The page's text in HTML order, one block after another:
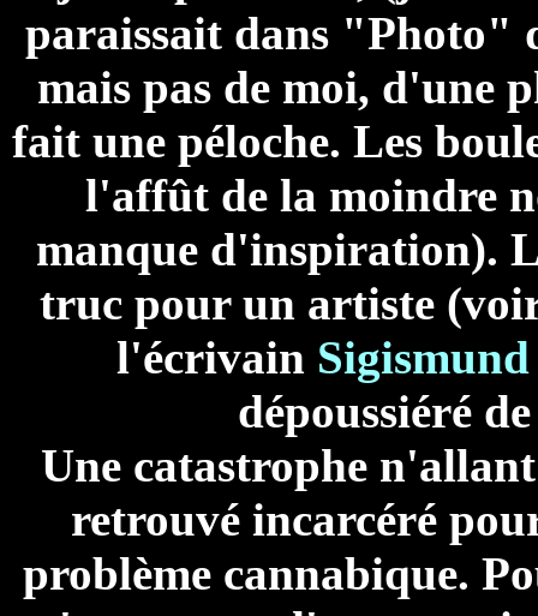
paraissait dans "Photo"
mais pas de moi, d'une
fait une péloche. Les
l'affût de la moindre
manque d'inspiration).
truc pour un artiste
l'écrivain
dépoussiéré
Une catastrophe
retrouvé incarcéré
problème cannabique.